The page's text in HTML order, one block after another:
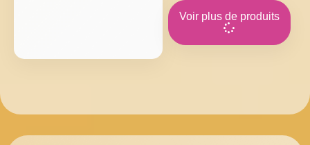
Voir plus de produits